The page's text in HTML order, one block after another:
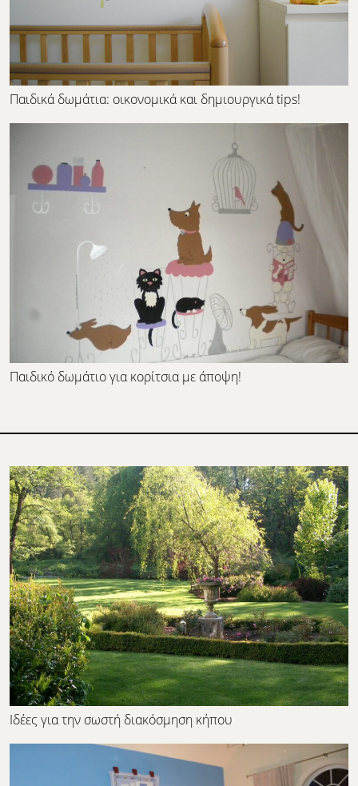
Παιδικά δωμάτια: οικονομικά και δημιουργικά tips!
Παιδικό δωμάτιο για κορίτσια με άποψη!
Ιδέες για την σωστή διακόσμηση κήπου